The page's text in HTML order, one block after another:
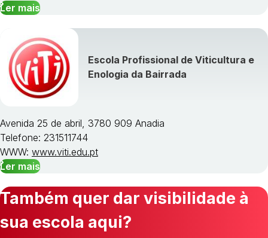
Ler mais
Escola Profissional de Viticultura e
Enologia da Bairrada
Avenida 25 de abril, 3780 909 Anadia
Telefone: 231511744
WWW: www.viti.edu.pt
Ler mais
Também quer dar visibilidade à
sua escola aqui?